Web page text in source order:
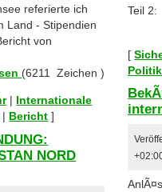
referierte ich
Land - Stipendien
von
(6211 Zeichen )
| Internationale
| Bericht ]
NORD
Teil 2:
[